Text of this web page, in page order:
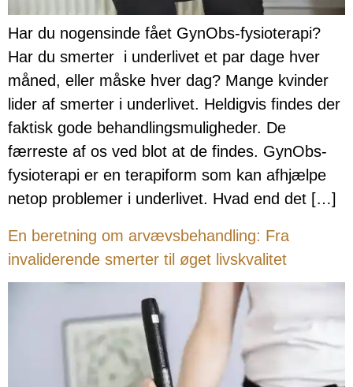
Har du nogensinde fået GynObs-fysioterapi?
Har du smerter i underlivet et par dage hver
måned, eller måske hver dag? Mange kvinder
lider af smerter i underlivet. Heldigvis findes der
faktisk gode behandlingsmuligheder. De
færreste af os ved blot at de findes. GynObs-
fysioterapi er en terapiform som kan afhjælpe
netop problemer i underlivet. Hvad end det […]
En beretning om arvævsbehandling: Fra
invaliderende smerter til øget livskvalitet